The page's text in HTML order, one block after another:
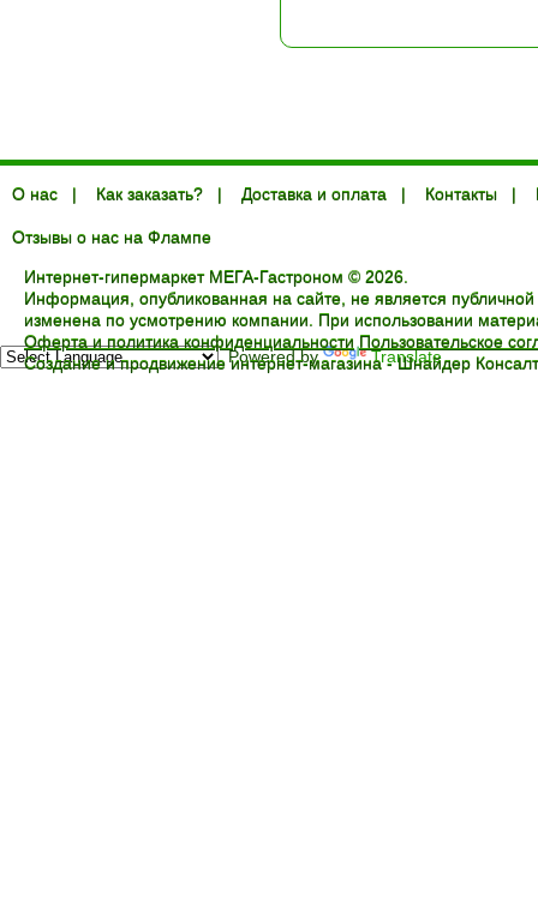
О нас | Как заказать? | Доставка и оплата | Контакты |
Отзывы о нас на Флампе
Интернет-гипермаркет МЕГА-Гастроном © 2026.
Информация, опубликованная на сайте, не является
изменена по усмотрению компании. При использовании
Оферта и политика конфиденциальности Пользовательское
Создание и продвижение интернет-магазина -Шнайдер
Powered by Translate